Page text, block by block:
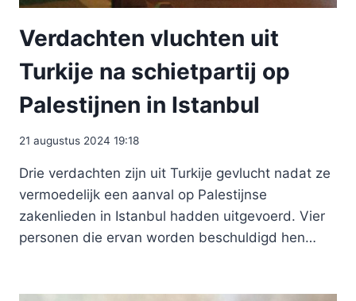
Verdachten vluchten uit
Turkije na schietpartij op
Palestijnen in Istanbul
21 augustus 2024 19:18
Drie verdachten zijn uit Turkije gevlucht nadat ze
vermoedelijk een aanval op Palestijnse
zakenlieden in Istanbul hadden uitgevoerd. Vier
personen die ervan worden beschuldigd hen…